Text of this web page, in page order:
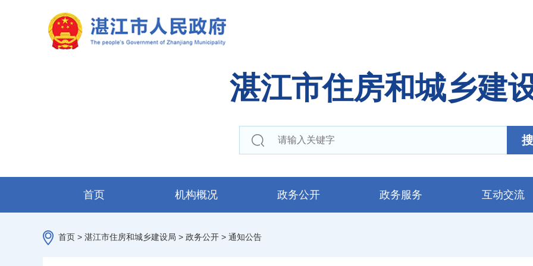
湛江市住房和城乡建
首页 机构概况 政务公开 政务服务 互动交流
首页 > 湛江市住房和城乡建设局 > 政务公开 > 通知公告